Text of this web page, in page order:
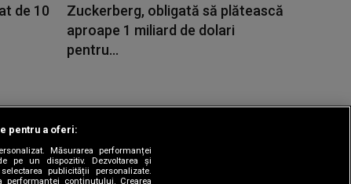
de 10
Zuckerberg, obligată să plătească
aproape 1 miliard de dolari
pentru...
etic|Sitemap
pentru a oferi:
Măsurarea performanței
pe un dispozitiv. Dezvoltarea și
publicității personalizate.
performanței conținutului. Crearea